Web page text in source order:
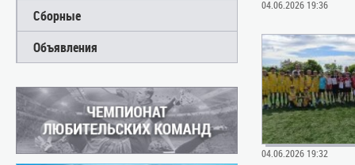
Сборные
Объявления
04.06.2026 19:36
04.06.2026 19:32